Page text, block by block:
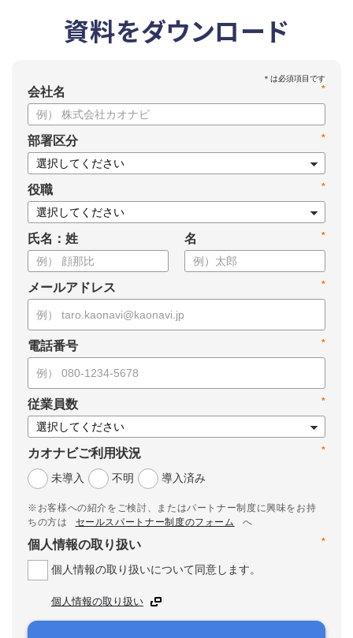
資料をダウンロード
*
会社名
*
部署区分
*
役職
氏名：姓 *
名
*
メールアドレス
*
電話番号
*
従業員数
*
カオナビご利用状況
未導入
不明 導入済み
※お客様への紹介をご検討、またはパートナー制度に興味をお持
ちの方は
セールスパートナー制度のフォーム
へ
*
個人情報の取り扱い
個人情報の取り扱いについて同意します。
個人情報の取り扱い